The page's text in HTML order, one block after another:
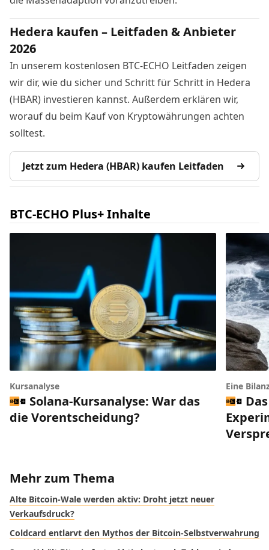
Hedera kaufen – Leitfaden & Anbieter
2026
In unserem kostenlosen BTC-ECHO Leitfaden zeigen
wir dir, wie du sicher und Schritt für Schritt in Hedera
(HBAR) investieren kannst. Außerdem erklären wir,
worauf du beim Kauf von Kryptowährungen achten
solltest.
Jetzt zum Hedera (HBAR) kaufen Leitfaden
BTC-ECHO Plus+ Inhalte
Kursanalyse
Solana-Kursanalyse: War das
die Vorentscheidung?
Eine
Mehr zum Thema
Alte Bitcoin-Wale werden aktiv: Droht jetzt neuer
Verkaufsdruck?
Coldcard entlarvt den Mythos der Bitcoin-Selbstverwahrung